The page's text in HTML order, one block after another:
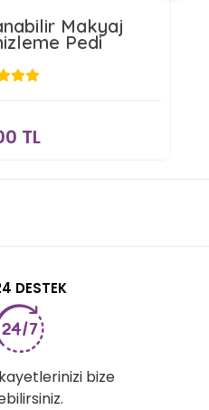
Makyaj
Pedi
TL
69,00 TL
DESTEK
bize